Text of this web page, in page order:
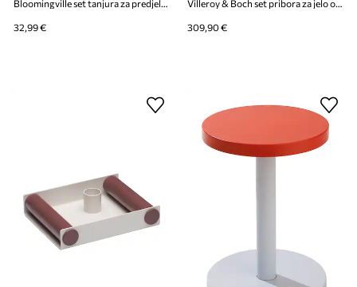
Bloomingville set tanjura za predjelo od kamenine 10,5 x 1,5 cm
32,99 €
Villeroy & Boch set pribora za jelo od nehrđajućeg čelika
309,90 €